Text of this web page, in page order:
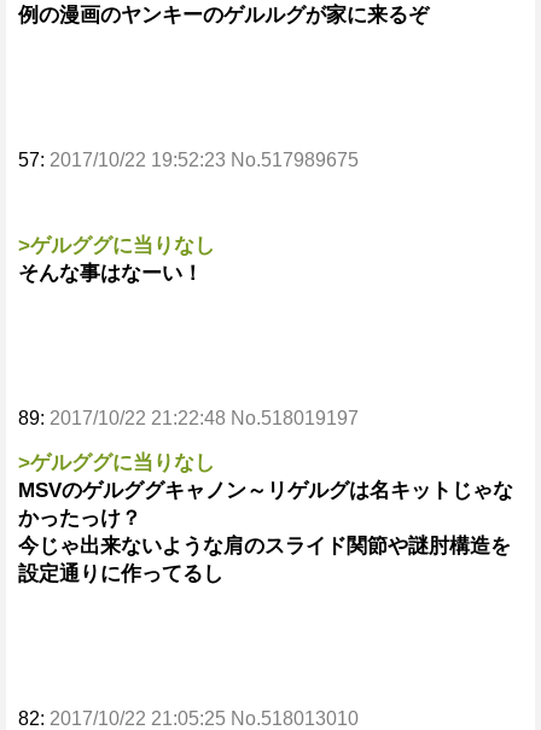
例の漫画のヤンキーのゲルルグが家に来るぞ
57: 2017/10/22 19:52:23 No.517989675
>ゲルググに当りなし
そんな事はなーい！
89: 2017/10/22 21:22:48 No.518019197
>ゲルググに当りなし
MSVのゲルググキャノン～リゲルグは名キットじゃな
かったっけ？
今じゃ出来ないような肩のスライド関節や謎肘構造を
設定通りに作ってるし
82: 2017/10/22 21:05:25 No.518013010